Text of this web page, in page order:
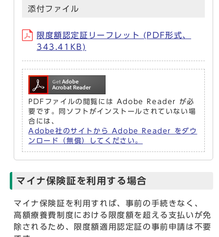
添付ファイル
限度額認定証リーフレット (PDF形式、
343.41KB)
PDFファイルの閲覧には Adobe Reader が必
要です。同ソフトがインストールされていない場
合には、
Adobe社のサイトから Adobe Reader をダウ
ンロード（無償）してください。
マイナ保険証を利用する場合
マイナ保険証を利用すれば、事前の手続きなく、
高額療養費制度における限度額を超える支払いが免
除されるため、限度額適用認定証の事前申請は不要